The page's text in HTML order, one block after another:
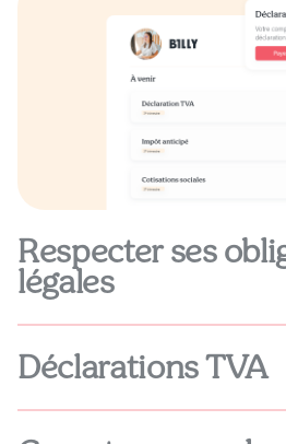
Respecter ses
légales
Déclarations TVA